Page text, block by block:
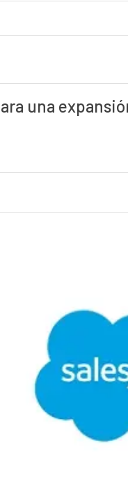
una